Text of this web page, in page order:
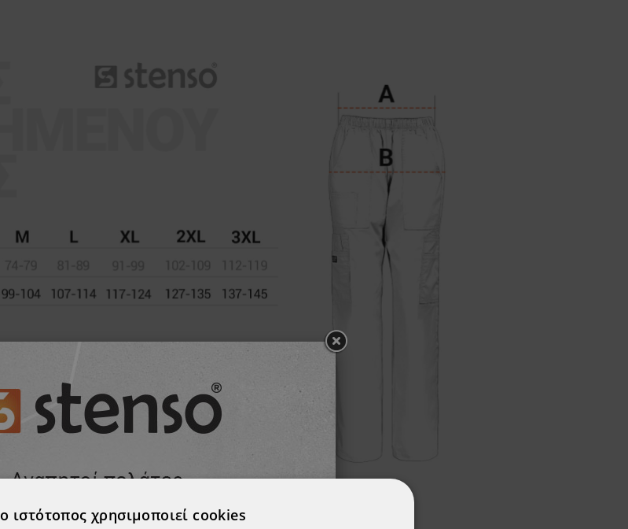
ιστότοπος χρησιμοποιεί cookies